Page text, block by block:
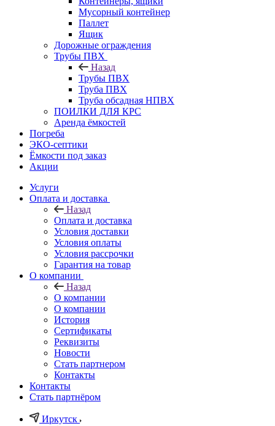
Мусорный контейнер
Паллет
Ящик
Дорожные ограждения
Трубы ПВХ
Назад
Трубы ПВХ
Труба ПВХ
Труба обсадная НПВХ
ПОИЛКИ ДЛЯ КРС
Аренда ёмкостей
Погреба
ЭКО-септики
Ёмкости под заказ
Акции
Услуги
Оплата и доставка
Назад
Оплата и доставка
Условия доставки
Условия оплаты
Условия рассрочки
Гарантия на товар
О компании
Назад
О компании
О компании
История
Сертификаты
Реквизиты
Новости
Стать партнером
Контакты
Контакты
Стать партнёром
Иркутск